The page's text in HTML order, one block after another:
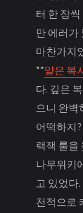
터 한 장
만 에러가
마찬가지
**얕은 복
다. 깊은
으니 완벽
어떡하지
랙잭 룰을
나무위키
고 있었다
천적으로